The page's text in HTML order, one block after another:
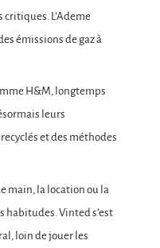
L’Ademe
émissions de gaz à
H&M, longtemps
leurs
et des méthodes
main, la location ou la
habitudes. Vinted s’est
loin de jouer les